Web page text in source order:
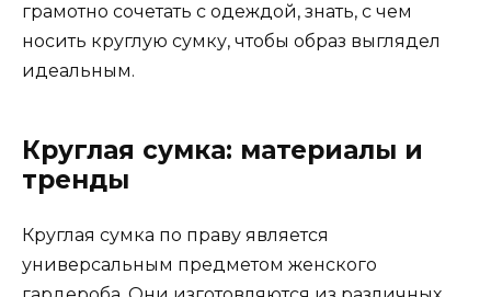
грамотно сочетать с одеждой, знать, с чем
носить круглую сумку, чтобы образ выглядел
идеальным.
Круглая сумка: материалы и
тренды
Круглая сумка по праву является
универсальным предметом женского